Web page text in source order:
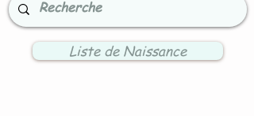
Liste de Naissance